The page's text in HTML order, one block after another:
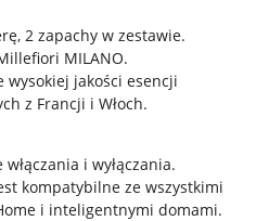
2 zapachy w zestawie.
MILANO.
wysokiej jakości esencji
z Francji i Włoch.
i wyłączania.
kompatybilne ze wszystkimi
i inteligentnymi domami.